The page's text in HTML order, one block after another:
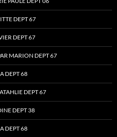
DEPT 67
DEPT 67
MARION DEPT 67
DEPT 68
DEPT 67
DEPT 38
DEPT 68